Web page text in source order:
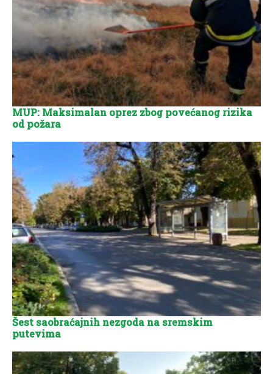
MUP: Maksimalan oprez zbog povećanog rizika
od požara
Šest saobraćajnih nezgoda na sremskim
putevima